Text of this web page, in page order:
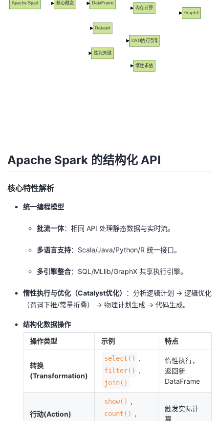
Apache Spark
性能关键
核心概念
内存计算
DAG执行引擎
惰性求值
GraphX
DataFrame
Dataset
Apache Spark 的结构化 API
核心特性解析
统一编程模型
批流一体：相同 API 处理静态数据与实时流。
多语言支持：Scala/Java/Python/R 统一接口。
多引擎整合：SQL/MLlib/GraphX 共享执行引擎。
惰性执行与优化（Catalyst优化）
：分析逻辑计划 -> 逻辑优化
（谓词下推/常量折叠） -> 物理计划生成 -> 代码生成。
结构化数据操作
操作类型
示例 特点
转换
(Transformation)
select() ,
filter() ,
join()
惰性执行，
返回新
DataFrame
行动(Action)
show() ,
count() ,
触发实际计
算